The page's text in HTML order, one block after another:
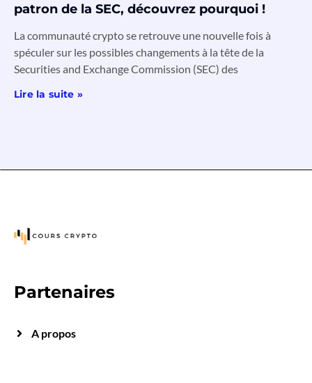
patron de la SEC, découvrez pourquoi !
La communauté crypto se retrouve une nouvelle fois à
spéculer sur les possibles changements à la tête de la
Securities and Exchange Commission (SEC) des
Lire la suite »
Partenaires
A propos